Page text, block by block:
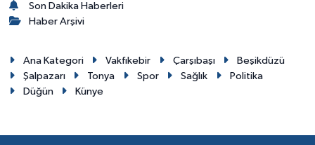
Son Dakika Haberleri
Haber Arşivi
Ana Kategori Vakfıkebir Çarşıbaşı
Beşikdüzü
Şalpazarı
Tonya Spor Sağlık
Politika
Düğün
Künye